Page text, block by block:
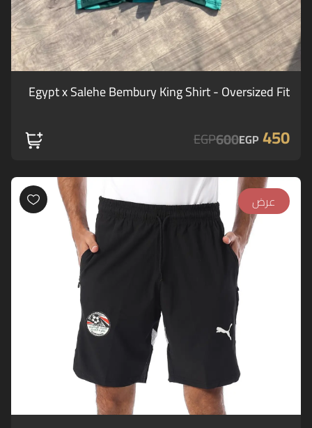
Egypt x Salehe Bembury King Shirt - Oversized Fit
450
EGP
600
EGP
عرض